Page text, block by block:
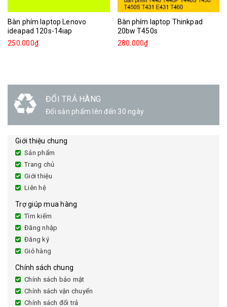
Bàn phím laptop Lenovo
ideapad 120s-14iap
250.000₫
Bàn phím laptop Thinkpad
20bw T450s
280.000₫
ĐỔI TRẢ HÀNG
Đổi sản phẩm lên đến 30 ngày
Giới thiệu chung
Sản phẩm
Trang chủ
Giới thiệu
Liên hệ
Trợ giúp mua hàng
Tìm kiếm
Đăng nhập
Đăng ký
Giỏ hàng
Chính sách chung
Chính sách bảo mật
Chính sách vận chuyển
Chính sách đổi trả